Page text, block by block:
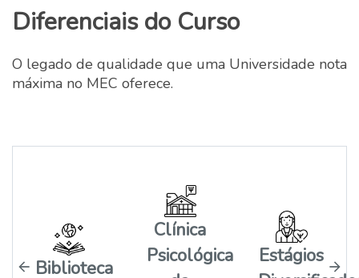
Diferenciais do Curso
O legado de qualidade que uma Universidade nota
máxima no MEC oferece.
Biblioteca
Clínica
Psicológica
Estágios